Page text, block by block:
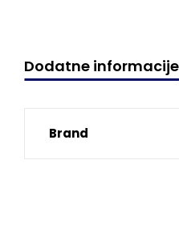
Dodatne informacije
Brand